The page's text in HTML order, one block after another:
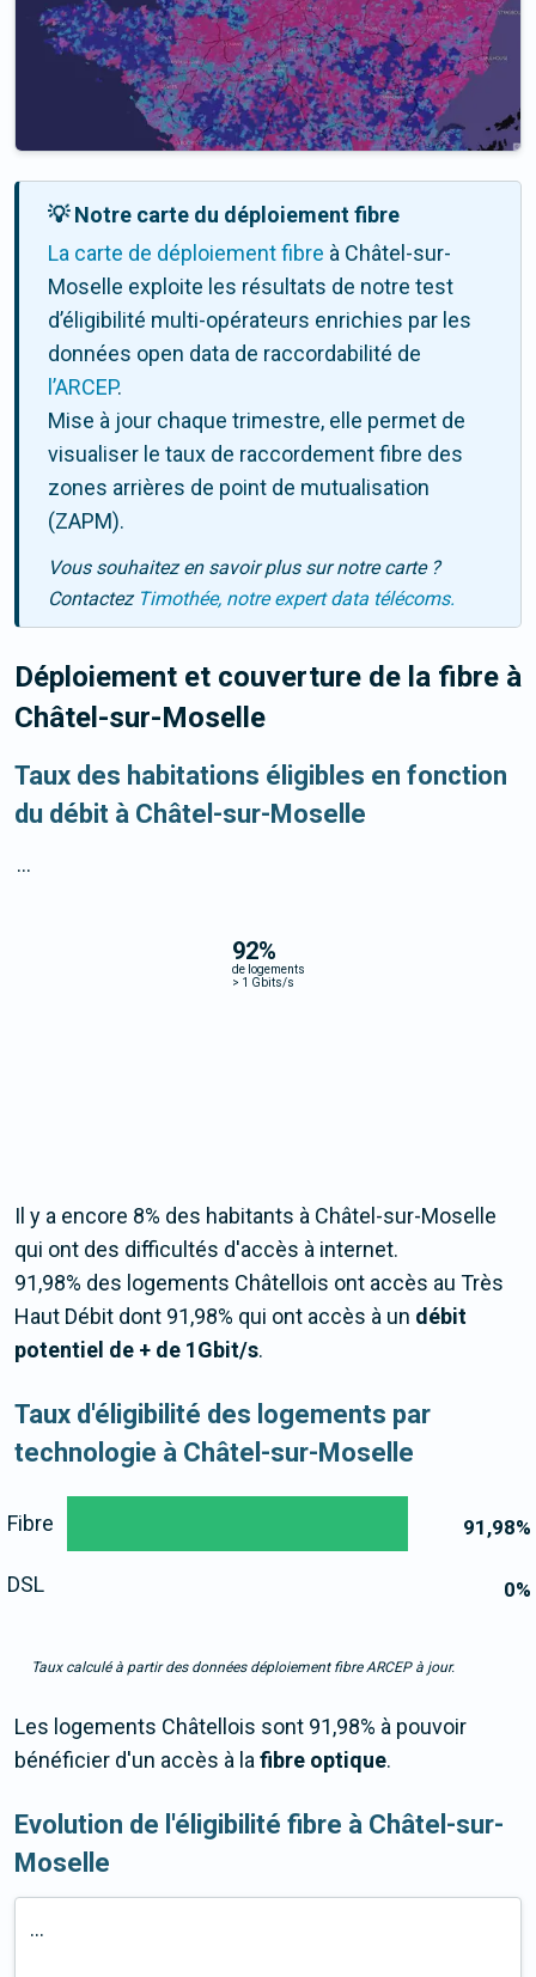
💡 Notre carte du déploiement fibre
La carte de déploiement fibre à Châtel-sur-
Moselle exploite les résultats de notre test
d’éligibilité multi-opérateurs enrichies par les
données open data de raccordabilité de
l’ARCEP.
Mise à jour chaque trimestre, elle permet de
visualiser le taux de raccordement fibre des
zones arrières de point de mutualisation
(ZAPM).
Vous souhaitez en savoir plus sur notre carte ?
Contactez Timothée, notre expert data télécoms.
Déploiement et couverture de la fibre à
Châtel-sur-Moselle
Taux des habitations éligibles en fonction
du débit à Châtel-sur-Moselle
92%
de logements
> 1 Gbits/s
...
Il y a encore 8% des habitants à Châtel-sur-Moselle
qui ont des difficultés d'accès à internet.
91,98% des logements Châtellois ont accès au Très
Haut Débit dont 91,98% qui ont accès à un débit
potentiel de + de 1Gbit/s.
Taux d'éligibilité des logements par
technologie à Châtel-sur-Moselle
91,98%
0%
Fibre
DSL
Taux calculé à partir des données déploiement fibre ARCEP à jour.
Les logements Châtellois sont 91,98% à pouvoir
bénéficier d'un accès à lafibre optique.
Evolution de l'éligibilité fibre à Châtel-sur-
Moselle
...